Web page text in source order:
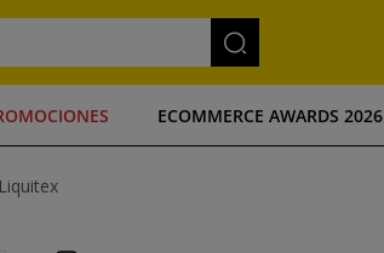
ECOMMERCE AWARDS 2026